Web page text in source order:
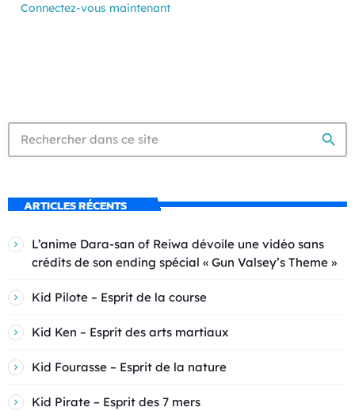
Connectez-vous maintenant
search
ARTICLES RÉCENTS
L’anime Dara-san of Reiwa dévoile une vidéo sans
crédits de son ending spécial « Gun Valsey’s Theme »
Kid Pilote – Esprit de la course
Kid Ken – Esprit des arts martiaux
Kid Fourasse – Esprit de la nature
Kid Pirate – Esprit des 7 mers